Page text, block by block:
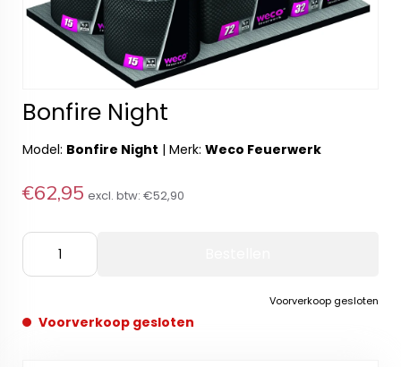
Bonfire Night
Model: Bonfire Night | Merk: Weco Feuerwerk
€62,95 excl. btw: €52,90
Voorverkoop gesloten
Voorverkoop gesloten